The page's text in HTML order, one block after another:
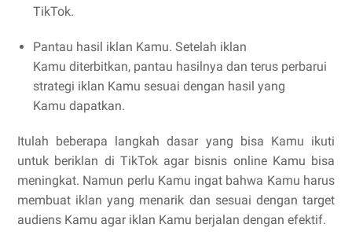
TikTok.
Pantau hasil iklan Kamu. Setelah iklan
Kamu diterbitkan, pantau hasilnya dan terus perbarui
strategi iklan Kamu sesuai dengan hasil yang
Kamu dapatkan.
Itulah beberapa langkah dasar yang bisa Kamu ikuti
untuk beriklan di TikTok agar bisnis online Kamu bisa
meningkat. Namun perlu Kamu ingat bahwa Kamu harus
membuat iklan yang menarik dan sesuai dengan target
audiens Kamu agar iklan Kamu berjalan dengan efektif.